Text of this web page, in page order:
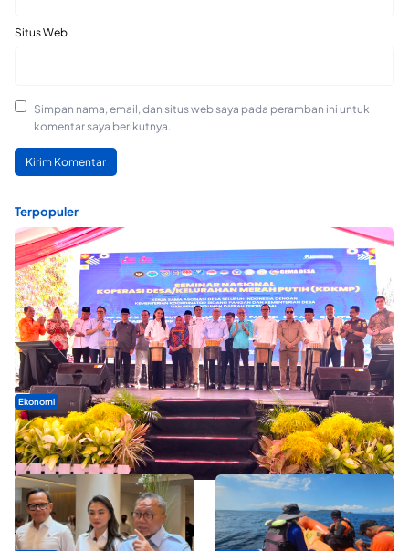
Situs Web
Simpan nama, email, dan situs web saya pada peramban ini untuk
komentar saya berikutnya.
Terpopuler
Ekonomi
Seminar di Ternate, Mendes Perkuat Sinergi Percepatan
Kopdes Merah Putih